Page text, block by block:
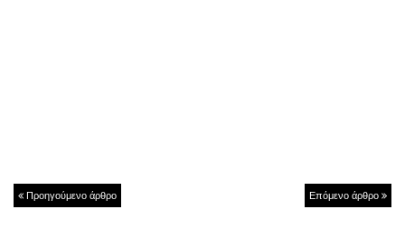
Προηγούμενο άρθρο Επόμενο άρθρο